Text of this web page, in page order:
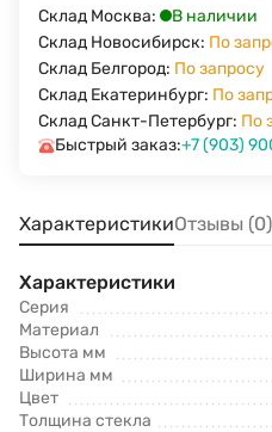
Склад Москва:
В наличии
Склад Новосибирск: По
Склад Белгород: По запросу
Склад Екатеринбург: По
Склад Санкт-Петербург: По
Быстрый заказ:+7 (903)
ХарактеристикиОтзывы (0)
Характеристики
Серия
Материал
Высота мм
Ширина мм
Цвет
Толщина стекла